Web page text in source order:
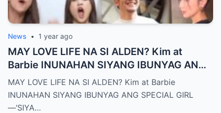
News • 1 year ago
MAY LOVE LIFE NA SI ALDEN? Kim at
Barbie INUNAHAN SIYANG IBUNYAG ANG
SPECIAL GIRL—‘SIYA ANG TUNAY NA
INIINGATAN NIYA!’
MAY LOVE LIFE NA SI ALDEN? Kim at Barbie
INUNAHAN SIYANG IBUNYAG ANG SPECIAL GIRL
—‘SIYA…